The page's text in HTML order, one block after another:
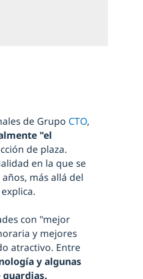
de Grupo CTO,
"el
de plaza.
en la que se
más allá del
con "mejor
y mejores
atractivo. Entre
y algunas